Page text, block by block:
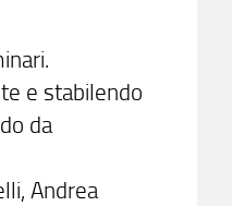
e stabilendo
da
Andrea